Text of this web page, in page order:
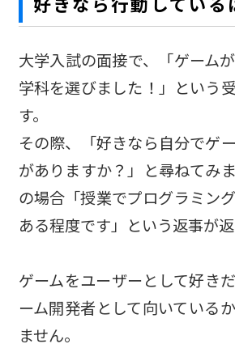
大学入試の面接で、「ゲーム
学科を選びました！」という
す。
その際、「好きなら自分でゲ
がありますか？」と尋ねてみ
の場合「授業でプログラミン
ある程度です」という返事が返
ゲームをユーザーとして好き
ーム開発者として向いている
ません。